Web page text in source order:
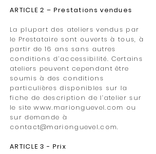
ARTICLE 2 – Prestations vendues
La plupart des ateliers vendus par
le Prestataire sont ouverts à tous, à
partir de 16 ans sans autres
conditions d’accessibilité. Certains
ateliers peuvent cependant être
soumis à des conditions
particulières disponibles sur la
fiche de description de l’atelier sur
le sitewww.marionguevel.com ou
sur demande à
contact@marionguevel.com.
ARTICLE 3 - Prix